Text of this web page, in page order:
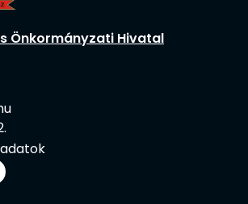
Önkormányzati Hivatal